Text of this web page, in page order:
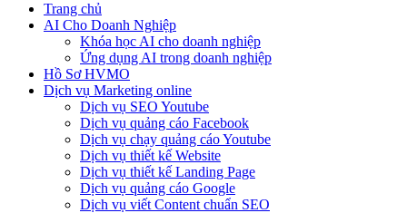
Trang chủ
AI Cho Doanh Nghiệp
Khóa học AI cho doanh nghiệp
Ứng dụng AI trong doanh nghiệp
Hồ Sơ HVMO
Dịch vụ Marketing online
Dịch vụ SEO Youtube
Dịch vụ quảng cáo Facebook
Dịch vụ chạy quảng cáo Youtube
Dịch vụ thiết kế Website
Dịch vụ thiết kế Landing Page
Dịch vụ quảng cáo Google
Dịch vụ viết Content chuẩn SEO